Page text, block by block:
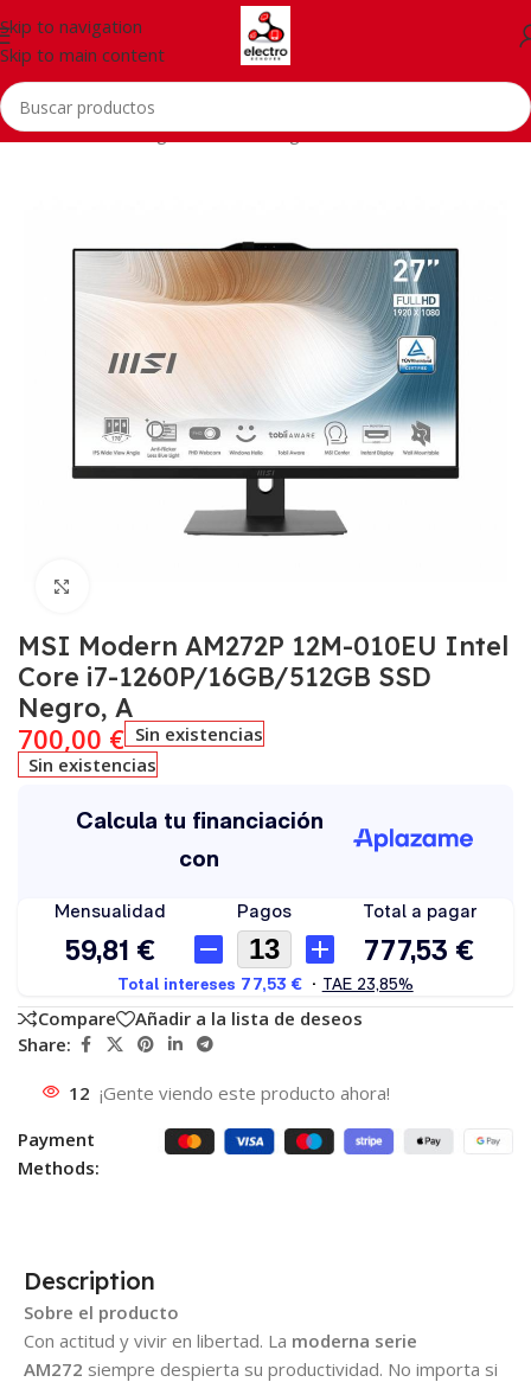
Skip to navigation
Skip to main content
Inicio/PCs/Gaming PCs/PС Gaming
MSI Modern AM272P 12M-010EU Intel
Core i7-1260P/16GB/512GB SSD
Negro, A
700,00 € Sin existencias
Sin existencias
Compare
Añadir a la lista de deseos
Share:
12 ¡Gente viendo este producto ahora!
Payment
Methods:
Description
Sobre el producto
Con actitud y vivir en libertad. La moderna serie
AM272 siempre despierta su productividad. No importa si